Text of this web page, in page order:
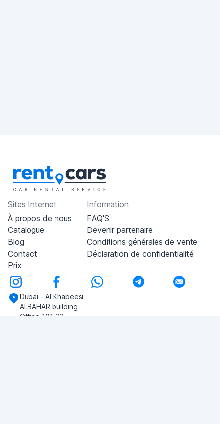
Sites Internet
À propos de nous
Catalogue
Blog
Contact
Prix
Information
FAQ'S
Devenir partenaire
Conditions générales de vente
Déclaration de confidentialité
Dubai - Al Khabeesi
ALBAHAR building
Office 101-33